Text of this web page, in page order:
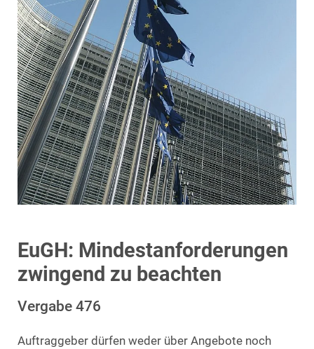
EuGH: Mindestanforderungen
zwingend zu beachten
Vergabe 476
Auftraggeber dürfen weder über Angebote noch